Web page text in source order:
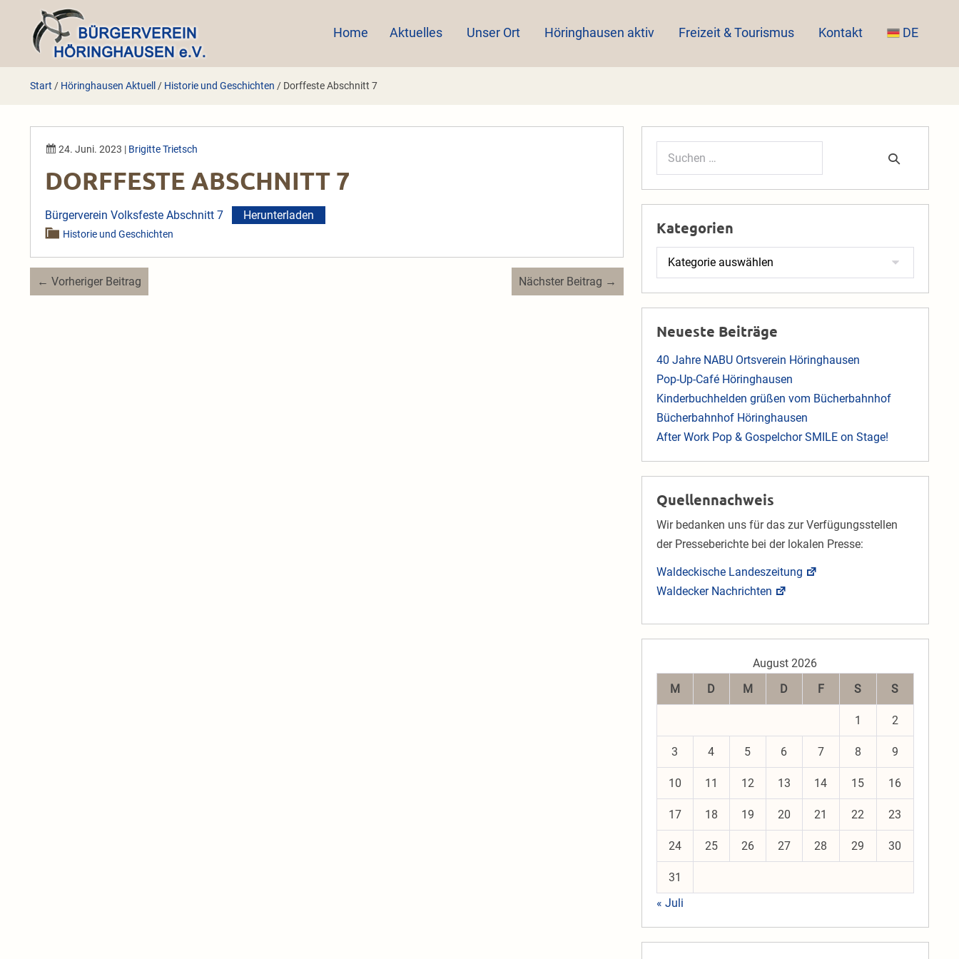
springen
Home Aktuelles Unser Ort Höringhausen aktiv Freizeit & Tourismus Kontakt DE
Start / Höringhausen Aktuell / Historie und Geschichten / Dorffeste Abschnitt 7
24. Juni. 2023 | Brigitte Trietsch
DORFFESTE ABSCHNITT 7
Bürgerverein Volksfeste Abschnitt 7 Herunterladen
Historie und Geschichten
Beitragsnavigation
← Vorheriger Beitrag Nächster Beitrag →
Suchen
Kategorien
Kategorien
Neueste Beiträge
40 Jahre NABU Ortsverein Höringhausen
Pop-Up-Café Höringhausen
Kinderbuchhelden grüßen vom Bücherbahnhof
Bücherbahnhof Höringhausen
After Work Pop & Gospelchor SMILE on Stage!
Quellennachweis
Wir bedanken uns für das zur Verfügungsstellen
der Presseberichte bei der lokalen Presse:
Waldeckische Landeszeitung
Waldecker Nachrichten
August 2026
M
D M D F S S
1 2
3 4 5 6 7 8 9
10 11 12 13 14 15 16
17 18 19 20 21 22 23
24 25 26 27 28 29 30
31
« Juli